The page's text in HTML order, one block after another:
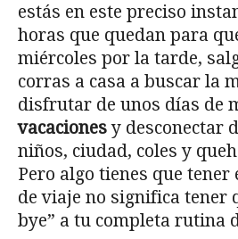
estás en este preciso
horas que quedan para
miércoles por la tarde,
corras a casa a buscar la
disfrutar de unos días de
vacacionesy desconectar
niños, ciudad, coles y
Pero algo tienes que tener
de viaje no significa tener
bye” a tu completa rutina